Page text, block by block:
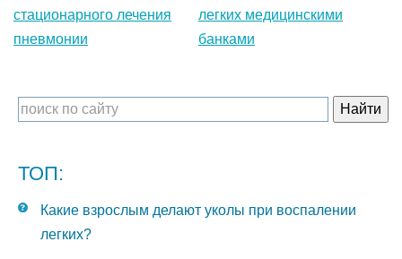
стационарного лечения
пневмонии
легких медицинскими
банками
ТОП:
Какие взрослым делают уколы при воспалении
легких?